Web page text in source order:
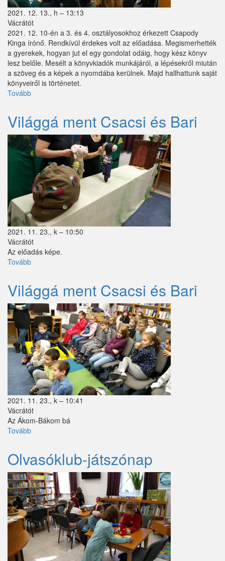
Szigetújfalu
Sződ
Sződliget
Szokolya
Tápióbicske
Tápióság
Tápiószőlős
Tatárszentgyörgy
Tésa
Tinnye
Tóalmás
Tök
Újhartyán
Vácegres
Váchartyán
Váckisújfalu
Vácrátót
Vácszentlászló
Valkó
Vámosmikola
Verseg
Zebegény
Zsámbok
2021. 12. 13., h – 13:13
Vácrátót
2021. 12. 10-én a 3. és 4. osztályosokhoz érkezett Csapody
Kinga írónő. Rendkívül érdekes volt az előadása. Megismerhették
a gyerekek, hogyan jut el egy gondolat odáig, hogy kész könyv
lesz belőle. Mesélt a könyvkiadók munkájáról, a lépésekről miután
a szöveg és a képek a nyomdába kerülnek. Majd hallhattunk saját
könyveiről is történetet.
Tovább
nálunk)
Világgá ment Csacsi és Bari
2021. 11. 23., k – 10:50
Vácrátót
Az előadás képe.
Tovább
és
Bari)
Világgá ment Csacsi és Bari
2021. 11. 23., k – 10:41
Vácrátót
Az Ákom-Bákom bá
Tovább
és
Bari)
Olvasóklub-játszónap